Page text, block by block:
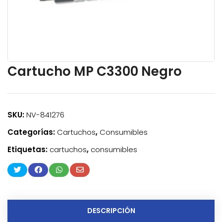
Cartucho MP C3300 Negro
SKU:NV-841276
Categorías: Cartuchos, Consumibles
Etiquetas: cartuchos, consumibles
DESCRIPCIÓN